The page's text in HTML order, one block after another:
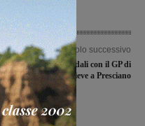
Articolo successivo
Immacolata sui pedali con il GP di
ciclocross di Pieve a Presciano